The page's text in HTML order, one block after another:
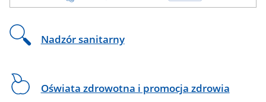
i
do
pobraniaNadzór sanitarny
Oświata zdrowotna i promocja zdrowia